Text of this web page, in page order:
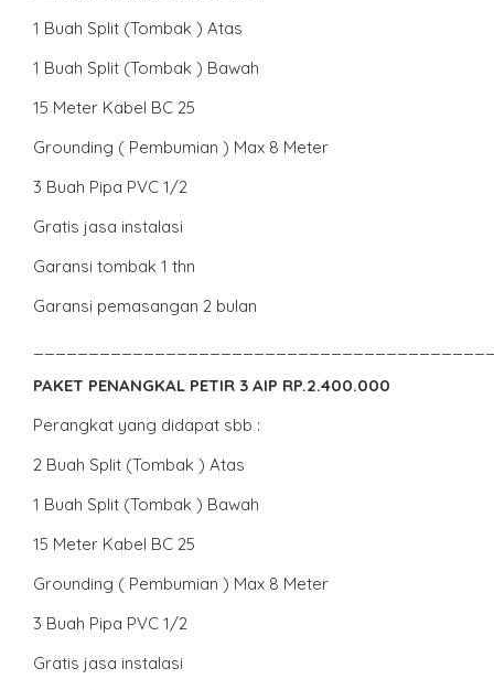
1 Buah Split (Tombak ) Atas
1 Buah Split (Tombak ) Bawah
15 Meter Kabel BC 25
Grounding ( Pembumian ) Max 8 Meter
3 Buah Pipa PVC 1/2
Gratis jasa instalasi
Garansi tombak 1 thn
Garansi pemasangan 2 bulan
PAKET PENANGKAL PETIR 3 AIP RP.2.400.000
Perangkat yang didapat sbb :
2 Buah Split (Tombak ) Atas
1 Buah Split (Tombak ) Bawah
15 Meter Kabel BC 25
Grounding ( Pembumian ) Max 8 Meter
3 Buah Pipa PVC 1/2
Gratis jasa instalasi